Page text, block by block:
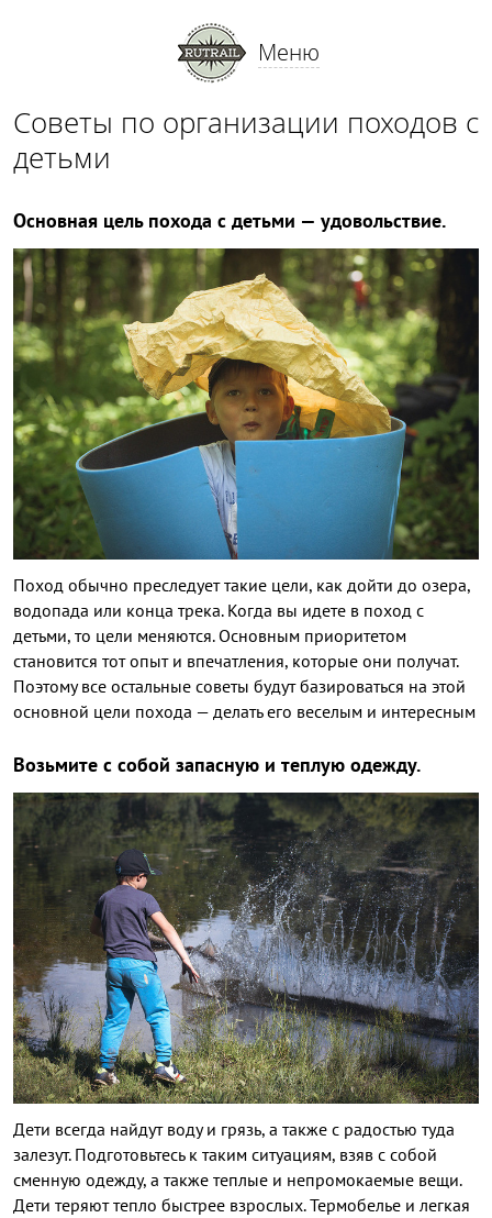
Меню
Советы по организации походов с
детьми
Основная цель похода с детьми — удовольствие.
Поход обычно преследует такие цели, как дойти до озера,
водопада или конца трека. Когда вы идете в поход с
детьми, то цели меняются. Основным приоритетом
становится тот опыт и впечатления, которые они получат.
Поэтому все остальные советы будут базироваться на этой
основной цели похода — делать его веселым и интересным
Возьмите с собой запасную и теплую одежду.
Дети всегда найдут воду и грязь, а также с радостью туда
залезут. Подготовьтесь к таким ситуациям, взяв с собой
сменную одежду, а также теплые и непромокаемые вещи.
Дети теряют тепло быстрее взрослых. Термобелье и легкая